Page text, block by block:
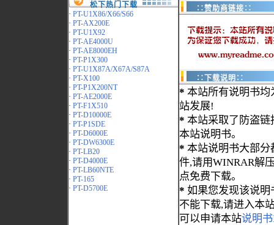
松下热门下载
· PT-U1X86/X66/S66
· PT-AX200E
· PT-U1X92
· PT-AE4000U
· PT-AE8000EH
· PT-P1X300
· PT-U1X87A/X67A/S87A
· PT-X100
· PT-P1X200NT
· PT-AE2000E
· PT-F1X510
· PT-D10000E
· PT-P1SDE
· PT-D6000E
· PT-DW6300E
· PT-LB20
· PT-D4000E
· PT-LB60NTE
· PT-165
· PT-D5700E
∷赞助商链接∷
∷下载说明∷
* 本站所有说明书均
站发展!
* 本站采取了防盗链
本站说明书。
* 本站说明书大部分
件,请用WINRAR解
点免费下载。
* 如果您发现该说明
不能下载,请进入本
可以申请本站说明